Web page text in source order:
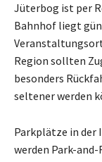
Jüterbog ist per
Bahnhof liegt
Region sollten
besonders
seltener werden
Parkplätze in
werden Park-and-